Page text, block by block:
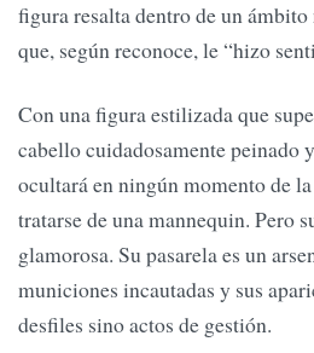
figura resalta dentro de un
que, según reconoce, le “hizo
Con una figura estilizada que
cabello cuidadosamente peinado
ocultará en ningún momento de
tratarse de una mannequin. Pero
glamorosa. Su pasarela es un
municiones incautadas y sus
desfiles sino actos de gestión.